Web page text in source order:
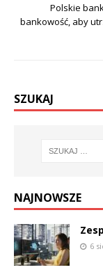
Polskie
bankowość, aby
SZUKAJ
NAJNOWSZE
6